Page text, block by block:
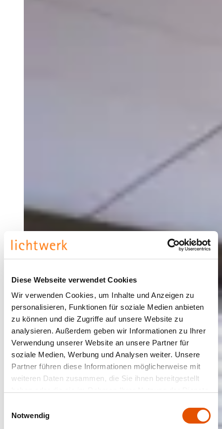
Diese Webseite verwendet Cookies
Wir verwenden Cookies, um Inhalte und Anzeigen zu
personalisieren, Funktionen für soziale Medien anbieten
zu können und die Zugriffe auf unsere Website zu
analysieren. Außerdem geben wir Informationen zu Ihrer
Verwendung unserer Website an unsere Partner für
soziale Medien, Werbung und Analysen weiter. Unsere
Partner führen diese Informationen möglicherweise mit
weiteren Daten zusammen, die Sie ihnen bereitgestellt
Notwendig